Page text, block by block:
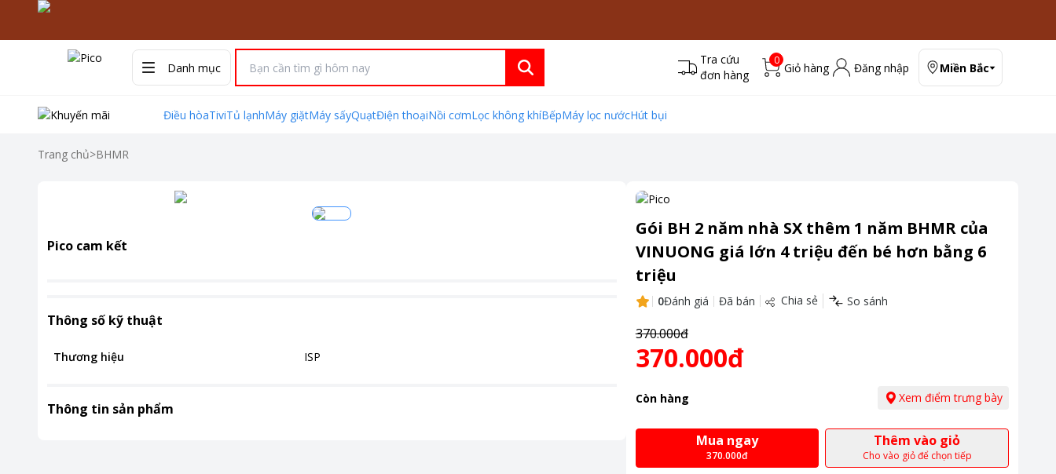
Danh mục
Tra cứu
đơn hàng
0
Giỏ hàng Đăng nhập Miền Bắc
Điều hòaTiviTủ lạnhMáy giặtMáy sấyQuạtĐiện thoạiNồi cơmLọc không khíBếpMáy lọc nướcHút bụi
Trang chủ>BHMR
Pico cam kết
Thông số kỹ thuật
Thương hiệu ISP
Thông tin sản phẩm
Gói BH 2 năm nhà SX thêm 1 năm BHMR của
VINUONG giá lớn 4 triệu đến bé hơn bằng 6
triệu
0Đánh giá Đã bán Chia sẻ So sánh
370.000đ
370.000đ
Còn hàng Xem điểm trưng bày
Mua ngay
370.000đ
Thêm vào giỏ
Cho vào giỏ để chọn tiếp